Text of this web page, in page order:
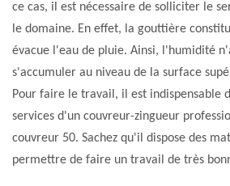
ce cas, il est nécessaire de solliciter le
le domaine. En effet, la gouttière
évacue l'eau de pluie. Ainsi, l'humidité
s'accumuler au niveau de la surface
Pour faire le travail, il est indispensable
services d'un couvreur-zingueur
couvreur 50. Sachez qu'il dispose des
permettre de faire un travail de très